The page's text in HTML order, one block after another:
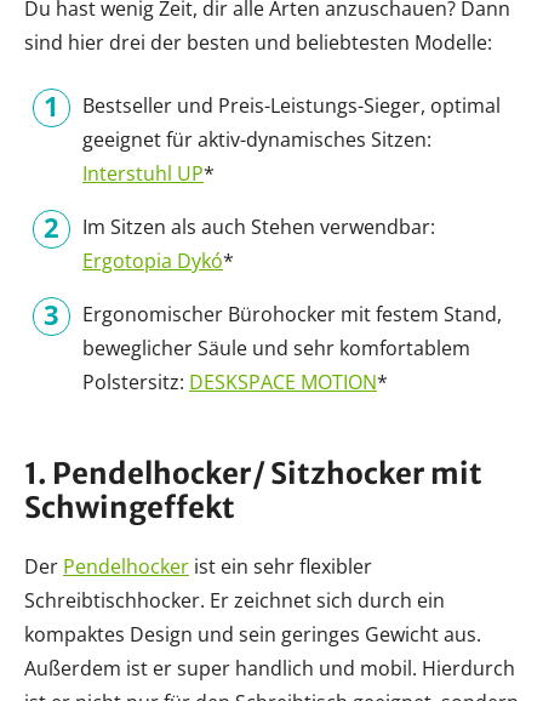
Du hast wenig Zeit, dir alle Arten anzuschauen? Dann
sind hier drei der besten und beliebtesten Modelle:
Bestseller und Preis-Leistungs-Sieger, optimal
geeignet für aktiv-dynamisches Sitzen:
Interstuhl UP*
Im Sitzen als auch Stehen verwendbar:
Ergotopia Dykó*
Ergonomischer Bürohocker mit festem Stand,
beweglicher Säule und sehr komfortablem
Polstersitz: DESKSPACE MOTION*
1. Pendelhocker/ Sitzhocker mit
Schwingeffekt
Der Pendelhocker ist ein sehr flexibler
Schreibtischhocker. Er zeichnet sich durch ein
kompaktes Design und sein geringes Gewicht aus.
Außerdem ist er super handlich und mobil. Hierdurch